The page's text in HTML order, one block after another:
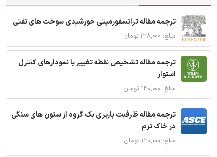
ترجمه مقاله ترانسفورمیتی خورشیدی سوخت های نفتی
مبلغ: ۱۲۸,۰۰۰ تومان
ترجمه مقاله تشخیص نقطه تغییر با نمودارهای کنترل
استوار
مبلغ: ۱۴۰,۰۰۰ تومان
ترجمه مقاله ظرفیت باربری یک گروه از ستون های سنگی
در خاک نرم
مبلغ: ۱۲۰,۰۰۰ تومان